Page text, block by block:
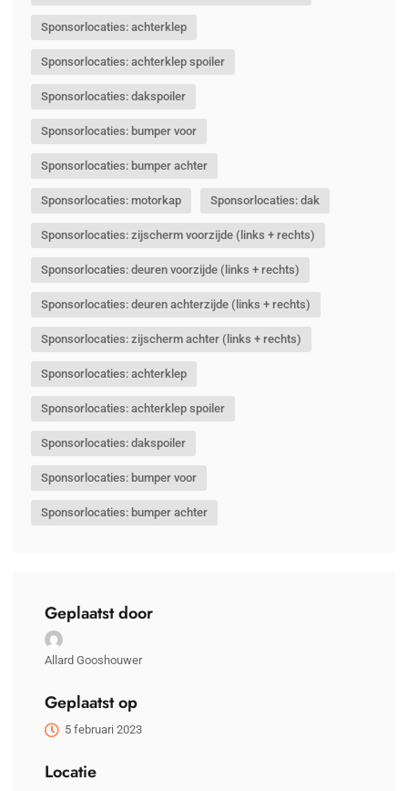
Sponsorlocaties: achterklep
Sponsorlocaties: achterklep spoiler
Sponsorlocaties: dakspoiler
Sponsorlocaties: bumper voor
Sponsorlocaties: bumper achter
Sponsorlocaties: motorkap Sponsorlocaties: dak
Sponsorlocaties: zijscherm voorzijde (links + rechts)
Sponsorlocaties: deuren voorzijde (links + rechts)
Sponsorlocaties: deuren achterzijde (links + rechts)
Sponsorlocaties: zijscherm achter (links + rechts)
Sponsorlocaties: achterklep
Sponsorlocaties: achterklep spoiler
Sponsorlocaties: dakspoiler
Sponsorlocaties: bumper voor
Sponsorlocaties: bumper achter
Geplaatst door
Allard Gooshouwer
Geplaatst op
5 februari 2023
Locatie